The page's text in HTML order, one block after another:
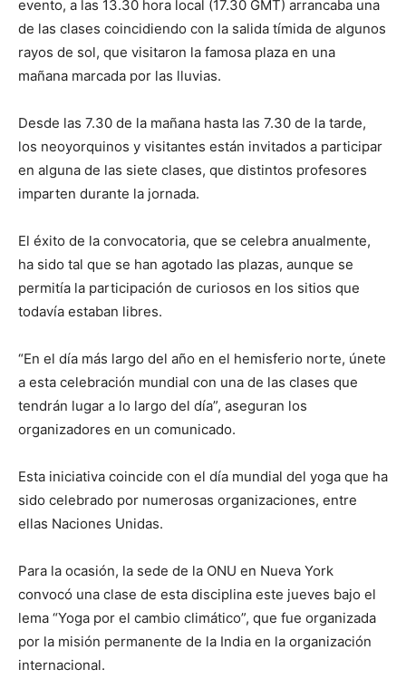
evento, a las 13.30 hora local (17.30 GMT) arrancaba una
de las clases coincidiendo con la salida tímida de algunos
rayos de sol, que visitaron la famosa plaza en una
mañana marcada por las lluvias.
Desde las 7.30 de la mañana hasta las 7.30 de la tarde,
los neoyorquinos y visitantes están invitados a participar
en alguna de las siete clases, que distintos profesores
imparten durante la jornada.
El éxito de la convocatoria, que se celebra anualmente,
ha sido tal que se han agotado las plazas, aunque se
permitía la participación de curiosos en los sitios que
todavía estaban libres.
“En el día más largo del año en el hemisferio norte, únete
a esta celebración mundial con una de las clases que
tendrán lugar a lo largo del día”, aseguran los
organizadores en un comunicado.
Esta iniciativa coincide con el día mundial del yoga que ha
sido celebrado por numerosas organizaciones, entre
ellas Naciones Unidas.
Para la ocasión, la sede de la ONU en Nueva York
convocó una clase de esta disciplina este jueves bajo el
lema “Yoga por el cambio climático”, que fue organizada
por la misión permanente de la India en la organización
internacional.